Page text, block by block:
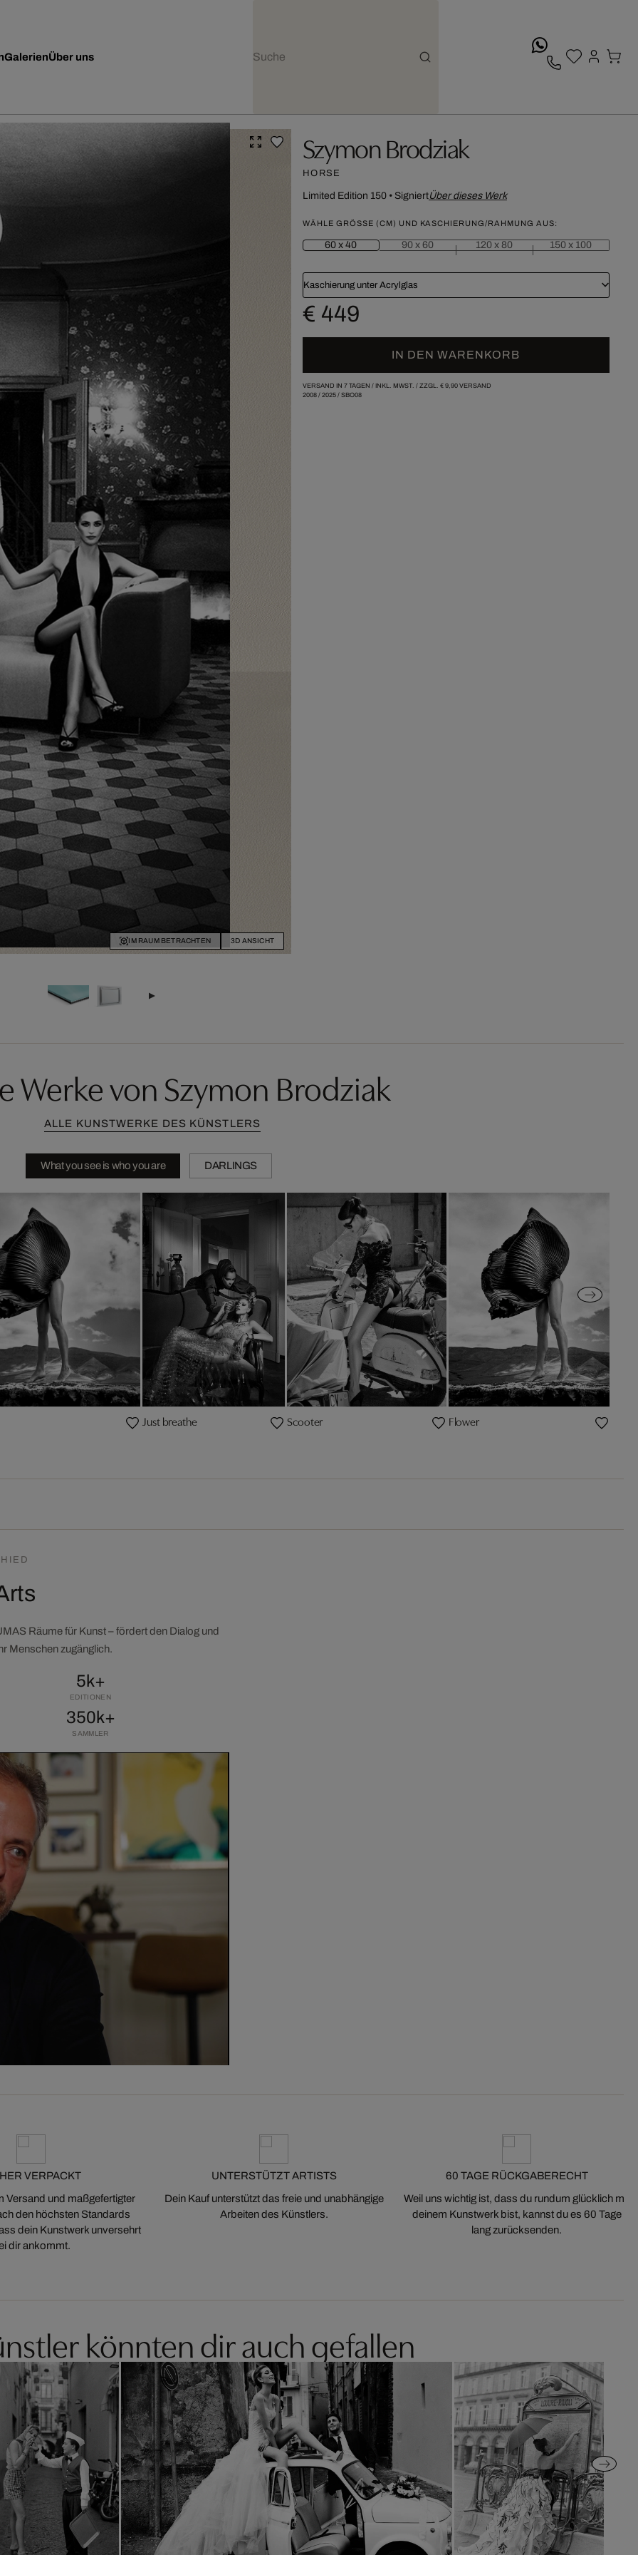
GalerienÜber uns
IM RAUM BETRACHTEN 3D ANSICHT
Szymon Brodziak
HORSE
Limited Edition 150• SigniertÜber dieses Werk
WÄHLE GRÖSSE (CM) UND KASCHIERUNG/RAHMUNG AUS:
60 x 40 90 x 60 120 x 80 150 x 100
Kaschierung unter Acrylglas
€ 449
IN DEN WARENKORB
VERSAND IN 7 TAGEN / INKL. MWST. / ZZGL. € 9,90VERSAND
2008/ 2025/ SBO08
Werke von Szymon Brodziak
ALLE KUNSTWERKE DES KÜNSTLERS
What you see is who you are DARLINGS
Just breathe Scooter Flower
Räume für Kunst – fördert den Dialog und
Menschen zugänglich.
5k+
EDITIONEN
350k+
SAMMLER
VERPACKT
Versand und maßgefertigter
den höchsten Standards
dein Kunstwerk unversehrt
dir ankommt.
UNTERSTÜTZT ARTISTS
Dein Kauf unterstützt das freie und unabhängige
Arbeiten des Künstlers.
60 TAGE RÜCKGABERECHT
Weil uns wichtig ist, dass du rundum glücklich mit
deinem Kunstwerk bist, kannst du es 60 Tage
lang zurücksenden.
könnten dir auch gefallen